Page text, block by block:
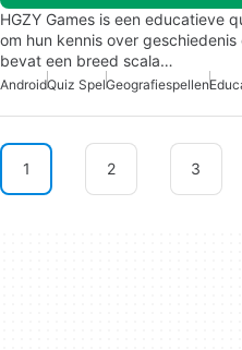
HGZY Games is een educatieve
om hun kennis over
bevat een breed scala…
AndroidQuiz SpelGeografiespellen
1 2 3